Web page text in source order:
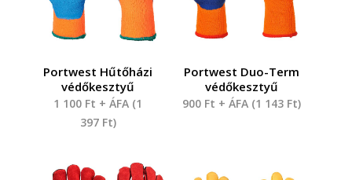
Portwest Hűtőházi
védőkesztyű
1 100 Ft + ÁFA (1
397 Ft)
Portwest Duo-Term
védőkesztyű
900 Ft + ÁFA (1 143 Ft)